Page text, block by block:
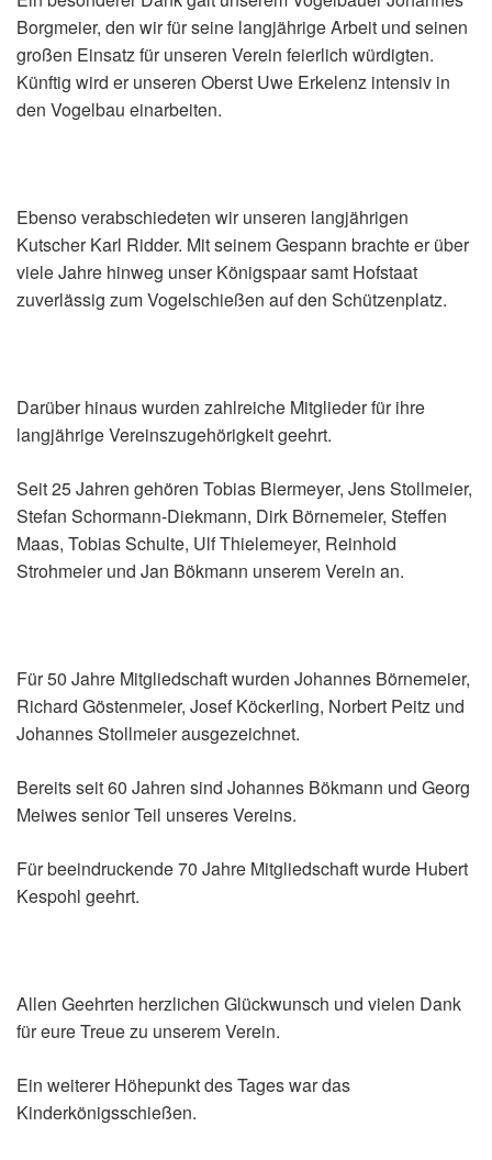
Borgmeier, den wir für seine langjährige Arbeit und seinen
großen Einsatz für unseren Verein feierlich würdigten.
Künftig wird er unseren Oberst Uwe Erkelenz intensiv in
den Vogelbau einarbeiten.
Ebenso verabschiedeten wir unseren langjährigen
Kutscher Karl Ridder. Mit seinem Gespann brachte er über
viele Jahre hinweg unser Königspaar samt Hofstaat
zuverlässig zum Vogelschießen auf den Schützenplatz.
Darüber hinaus wurden zahlreiche Mitglieder für ihre
langjährige Vereinszugehörigkeit geehrt.
Seit 25 Jahren gehören Tobias Biermeyer, Jens Stollmeier,
Stefan Schormann-Diekmann, Dirk Börnemeier, Steffen
Maas, Tobias Schulte, Ulf Thielemeyer, Reinhold
Strohmeier und Jan Bökmann unserem Verein an.
Für 50 Jahre Mitgliedschaft wurden Johannes Börnemeier,
Richard Göstenmeier, Josef Köckerling, Norbert Peitz und
Johannes Stollmeier ausgezeichnet.
Bereits seit 60 Jahren sind Johannes Bökmann und Georg
Meiwes senior Teil unseres Vereins.
Für beeindruckende 70 Jahre Mitgliedschaft wurde Hubert
Kespohl geehrt.
Allen Geehrten herzlichen Glückwunsch und vielen Dank
für eure Treue zu unserem Verein.
Ein weiterer Höhepunkt des Tages war das
Kinderkönigsschießen.